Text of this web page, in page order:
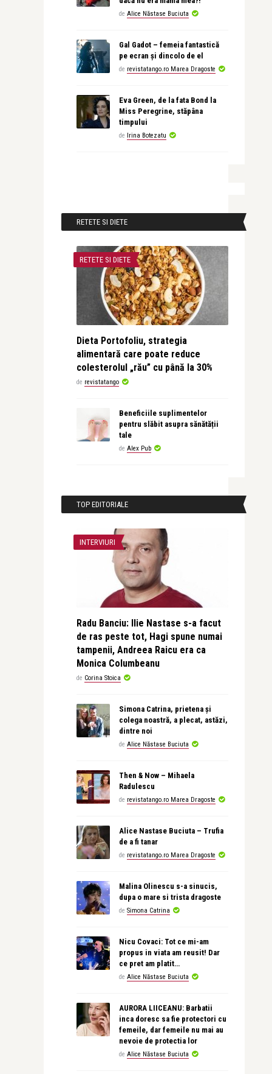
de Alice Năstase Buciuta
Gal Gadot – femeia fantastică
pe ecran și dincolo de el
de revistatango.ro Marea Dragoste
Eva Green, de la fata Bond la
Miss Peregrine, stăpâna
timpului
de Irina Botezatu
RETETE SI DIETE
RETETE SI DIETE
Dieta Portofoliu, strategia
alimentară care poate reduce
colesterolul „rău” cu până la 30%
de revistatango
Beneficiile suplimentelor
pentru slăbit asupra sănătății
tale
de Alex Pub
TOP EDITORIALE
INTERVIURI
Radu Banciu: Ilie Nastase s-a facut
de ras peste tot, Hagi spune numai
tampenii, Andreea Raicu era ca
Monica Columbeanu
de Corina Stoica
Simona Catrina, prietena și
colega noastră, a plecat, astăzi,
dintre noi
de Alice Năstase Buciuta
Then & Now – Mihaela
Radulescu
de revistatango.ro Marea Dragoste
Alice Nastase Buciuta – Trufia
de a fi tanar
de revistatango.ro Marea Dragoste
Malina Olinescu s-a sinucis,
dupa o mare si trista dragoste
de Simona Catrina
Nicu Covaci: Tot ce mi-am
propus in viata am reusit! Dar
ce pret am platit…
de Alice Năstase Buciuta
AURORA LIICEANU: Barbatii
inca doresc sa fie protectori cu
femeile, dar femeile nu mai au
nevoie de protectia lor
de Alice Năstase Buciuta